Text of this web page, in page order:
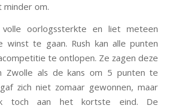
minder om.
oorlogssterkte en liet meteen
winst te gaan. Rush kan alle punten
te ontlopen. Ze zagen deze
Zwolle als de kans om 5 punten te
zich niet zomaar gewonnen, maar
toch aan het kortste eind. De